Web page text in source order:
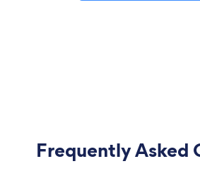
Frequently Asked